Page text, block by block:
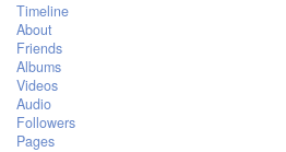
Timeline
About
Friends
Albums
Videos
Audio
Followers
Pages